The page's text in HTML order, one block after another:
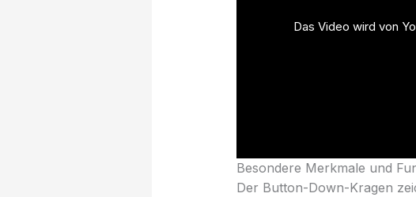
Das Video wird von
Besondere Merkmale und
Der Button-Down-Kragen